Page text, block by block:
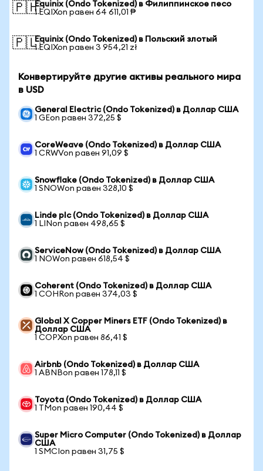
🇵🇭Equinix (Ondo Tokenized) в Филиппинское песо
1 EQIXon равен 64 611,01 ₱
🇵🇱Equinix (Ondo Tokenized) в Польский злотый
1 EQIXon равен 3 954,21 zł
Конвертируйте другие активы реального мира
в USD
General Electric (Ondo Tokenized) в Доллар США
1 GEon равен 372,25 $
CoreWeave (Ondo Tokenized) в Доллар США
1 CRWVon равен 91,09 $
Snowflake (Ondo Tokenized) в Доллар США
1 SNOWon равен 328,10 $
Linde plc (Ondo Tokenized) в Доллар США
1 LINon равен 498,65 $
ServiceNow (Ondo Tokenized) в Доллар США
1 NOWon равен 618,54 $
Coherent (Ondo Tokenized) в Доллар США
1 COHRon равен 374,03 $
Global X Copper Miners ETF (Ondo Tokenized) в
Доллар США
1 COPXon равен 86,41 $
Airbnb (Ondo Tokenized) в Доллар США
1 ABNBon равен 178,11 $
Toyota (Ondo Tokenized) в Доллар США
1 TMon равен 190,44 $
Super Micro Computer (Ondo Tokenized) в Доллар
США
1 SMCIon равен 31,75 $